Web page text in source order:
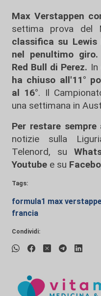
Max Verstappen
settima prova del
classifica su Lewis
nel penultimo giro.
Red Bull di Perez.
ha chiuso all'11°
al 16°. Il
una settimana in
Per restare sempre
notizie sulla
Telenord, su
Youtube e su
Tags:
formula1 max
francia
Condividi: